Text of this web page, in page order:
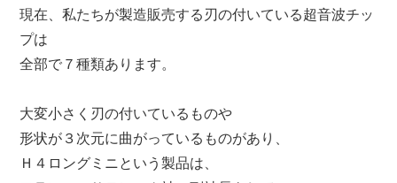
現在、私たちが製造販売する刃の付いている超音波チッ
プは
全部で７種類あります。
大変小さく刃の付いているものや
形状が３次元に曲がっているものがあり、
Ｈ４ロングミニという製品は、